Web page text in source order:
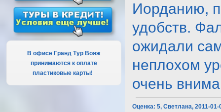
В офисе Гранд Тур Вояж
принимаются к оплате
пластиковые карты!
Иорданию,
удобств.
ожидали
неплохом
очень
Оценка:5, Светлана, 2011-01-